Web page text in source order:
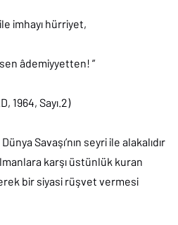
imhayı hürriyet,
âdemiyyetten! ”
1964, Sayı.2)
Savaşı’nın seyri ile alakalıdır
karşı üstünlük kuran
bir siyasi rüşvet vermesi